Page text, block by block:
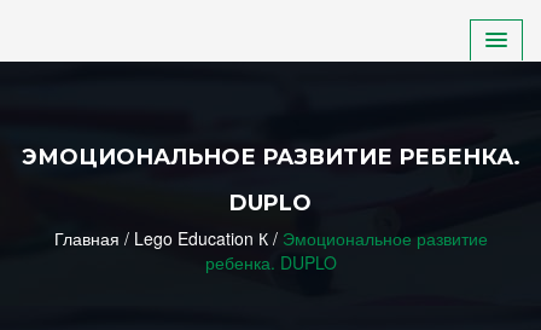
ШКОЛА
НПО, СПО, ВУЗ
ЭМОЦИОНАЛЬНОЕ РАЗВИТИЕ РЕБЕНКА.
DUPLO
Главная / Lego Education К / Эмоциональное развитие
ребенка. DUPLO